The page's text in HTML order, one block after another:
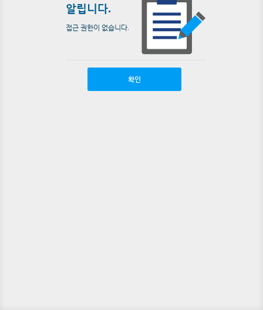
알립니다.
접근 권한이 없습니다.